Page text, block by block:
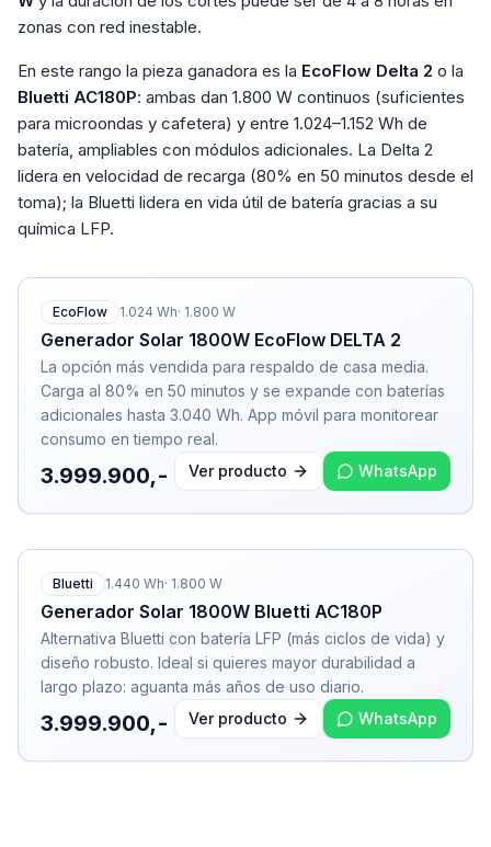
zonas con red inestable.
En este rango la pieza ganadora es la EcoFlow Delta 2 o la
Bluetti AC180P: ambas dan 1.800 W continuos (suficientes
para microondas y cafetera) y entre 1.024–1.152 Wh de
batería, ampliables con módulos adicionales. La Delta 2
lidera en velocidad de recarga (80% en 50 minutos desde el
toma); la Bluetti lidera en vida útil de batería gracias a su
química LFP.
EcoFlow 1.024 Wh· 1.800 W
Generador Solar 1800W EcoFlow DELTA 2
La opción más vendida para respaldo de casa media.
Carga al 80% en 50 minutos y se expande con baterías
adicionales hasta 3.040 Wh. App móvil para monitorear
consumo en tiempo real.
3.999.900,- Ver producto WhatsApp
Bluetti 1.440 Wh· 1.800 W
Generador Solar 1800W Bluetti AC180P
Alternativa Bluetti con batería LFP (más ciclos de vida) y
diseño robusto. Ideal si quieres mayor durabilidad a
largo plazo: aguanta más años de uso diario.
3.999.900,- Ver producto WhatsApp